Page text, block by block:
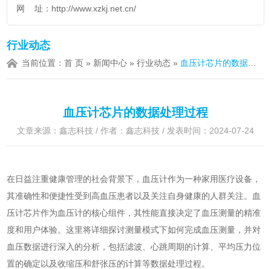
网 址： http://www.xzkj.net.cn/
行业动态
当前位置：首 页 » 新闻中心 »行业动态 » 血压计芯片的数据处理过程
血压计芯片的数据处理过程
文章来源：鑫志科技 / 作者：鑫志科技 / 发表时间：2024-07-24
在日益注重健康管理的社会背景下，血压计作为一种家用医疗设备，
其准确性和便捷性受到高血压患者以及关注自身健康的人群关注。血
压计芯片作为血压计的核心组件，其性能直接决定了血压测量的精准
度和用户体验。这里将详细探讨测量模式下如何完成血压测量，并对
血压数据进行深入的分析，包括滤波、心跳周期的计算、平均压力位
置的确定以及收缩压和舒张压的计算等数据处理过程。